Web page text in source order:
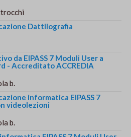
Dattilografia
da EIPASS 7 Moduli User a
- Accreditato ACCREDIA
b.
informatica EIPASS 7
videolezioni
b.